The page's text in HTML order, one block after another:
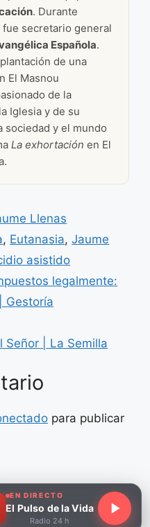
EN DIRECTO
El Pulso de la Vida
Radio 24 h
. Durante
secretario general
Española.
de una
El Masnou
de la
Iglesia y de su
sociedad y el mundo
La exhortación en El
Llenas
, Eutanasia,Jaume
asistido
legalmente:
Gestoría
Señor | La Semilla
para publicar